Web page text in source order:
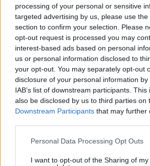
processing of your personal or sensitive
targeted advertising by us, please use
section to confirm your selection. Please
opt-out request is processed you may
interest-based ads based on personal
us or personal information disclosed to
your opt-out. You may separately opt-out
disclosure of your personal information
IAB’s list of downstream participants.
also be disclosed by us to third parties on
Downstream Participants that may further
Please note that this website/app uses
not limited to your visit or usage
Personal Data Processing Opt Outs
I want to opt-out of the Sharing of my
Βασιλική κηδεία προβλέπεται για
Άντριου όταν πεθάνει παρά την
του, αντιδράσεις για το «μυστικό
09.08.2026, 08:01
Ασθενής ξυλοκόπησε νοσηλεύτρια
στα Επείγοντα του Ερυθρού Σταυρού,
την άρπαξε από τα μαλλιά και τη